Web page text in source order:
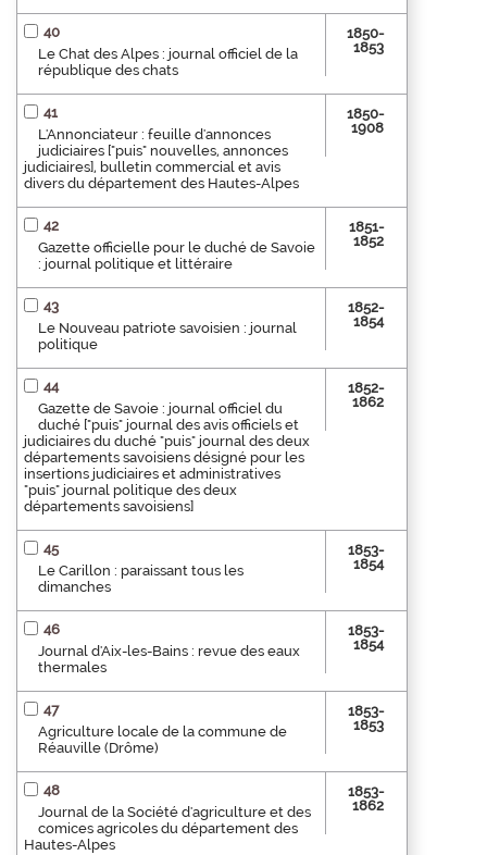
40
Le Chat des Alpes : journal officiel de la
république des chats
1850-
1853
41
L'Annonciateur : feuille d'annonces
judiciaires ["puis" nouvelles, annonces
judiciaires], bulletin commercial et avis
divers du département des Hautes-Alpes
1850-
1908
42
Gazette officielle pour le duché de Savoie
: journal politique et littéraire
1851-
1852
43
Le Nouveau patriote savoisien : journal
politique
1852-
1854
44
Gazette de Savoie : journal officiel du
duché ["puis" journal des avis officiels et
judiciaires du duché "puis" journal des deux
départements savoisiens désigné pour les
insertions judiciaires et administratives
"puis" journal politique des deux
départements savoisiens]
1852-
1862
45
Le Carillon : paraissant tous les
dimanches
1853-
1854
46
Journal d'Aix-les-Bains : revue des eaux
thermales
1853-
1854
47
Agriculture locale de la commune de
Réauville (Drôme)
1853-
1853
48
Journal de la Société d'agriculture et des
comices agricoles du département des
Hautes-Alpes
1853-
1862